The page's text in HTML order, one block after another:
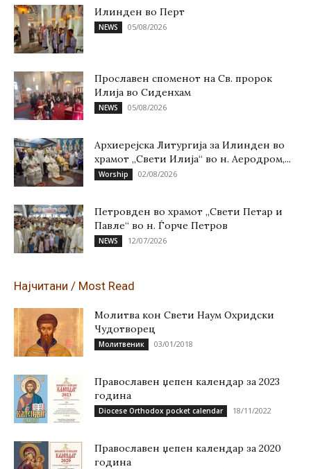
Илинден во Перт
NEWS 05/08/2026
Прославен споменот на Св. пророк
Илија во Сиденхам
NEWS 05/08/2026
Архиерејска Литургија за Илинден во
храмот „Свети Илија“ во н. Аеродром,...
Worship 02/08/2026
Петровден во храмот „Свети Петар и
Павле“ во н. Ѓорче Петров
NEWS 12/07/2026
Најчитани / Most Read
Молитва кон Свети Наум Охридски
Чудотворец
Молитвеник 03/01/2018
Православен џепен календар за 2023
година
Diocese Orthodox pocket calendar 18/11/2022
Православен џепен календар за 2020
година